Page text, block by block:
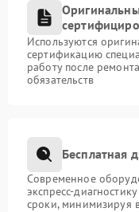
Используются
сертификацию
работу после
обязательств
Бесплатная
Современное
экспресс-
сроки, минимизируя